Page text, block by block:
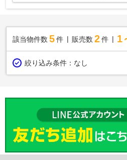
該当物件数 5件 販売数 2 件 1
絞り込み条件： なし